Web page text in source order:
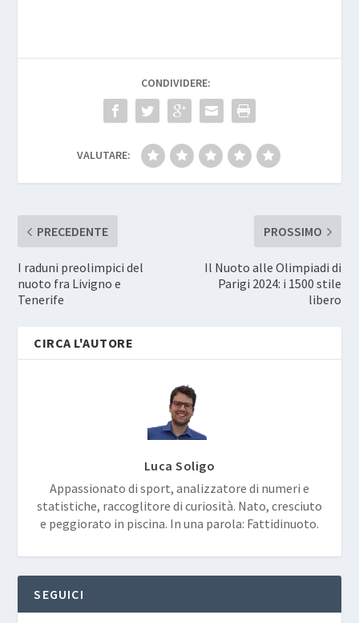
CONDIVIDERE:
VALUTARE:
PRECEDENTE
I raduni preolimpici del
nuoto fra Livigno e
Tenerife
PROSSIMO
Il Nuoto alle Olimpiadi di
Parigi 2024: i 1500 stile
libero
CIRCA L'AUTORE
Luca Soligo
Appassionato di sport, analizzatore di numeri e
statistiche, raccoglitore di curiosità. Nato, cresciuto
e peggiorato in piscina. In una parola: Fattidinuoto.
SEGUICI